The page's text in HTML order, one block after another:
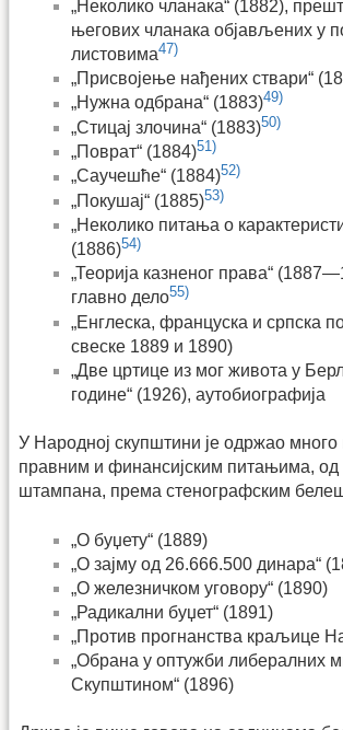
„Неколико чланака“ (1882),
његових чланака објављених у
листовима47)
„Присвојење нађених ствари“
„Нужна одбрана“ (1883)49)
„Стицај злочина“ (1883)50)
„Поврат“ (1884)51)
„Саучешће“ (1884)52)
„Покушај“ (1885)53)
„Неколико питања о
(1886)54)
„Теорија казненог права“
главно дело55)
„Енглеска, француска и српска
свеске 1889 и 1890)
„Две цртице из мог живота у
године“ (1926), аутобиографија
У Народној скупштини је одржао много
правним и финансијским питањима, од
штампана, према стенографским
„О буџету“ (1889)
„О зајму од 26.666.500 динара“
„О железничком уговору“ (1890)
„Радикални буџет“ (1891)
„Против прогнанства краљице
„Обрана у оптужби либералних
Скупштином“ (1896)